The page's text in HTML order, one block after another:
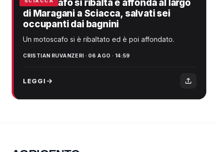
Motoscafo si ribalta e affonda al largo
di Maragani a Sciacca, salvati sei
occupanti dai bagnini
Un motoscafo si è ribaltato ed è poi affondato.
CRISTIAN RUVANZERI · 06 AGO · 14:59
LEGGI